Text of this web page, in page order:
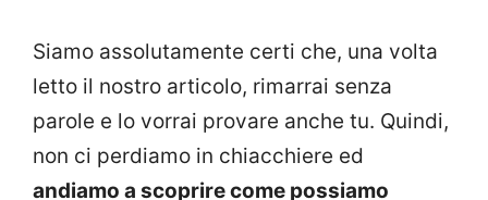
Siamo assolutamente certi che, una volta
letto il nostro articolo, rimarrai senza
parole e lo vorrai provare anche tu. Quindi,
non ci perdiamo in chiacchiere ed
andiamo a scoprire come possiamo